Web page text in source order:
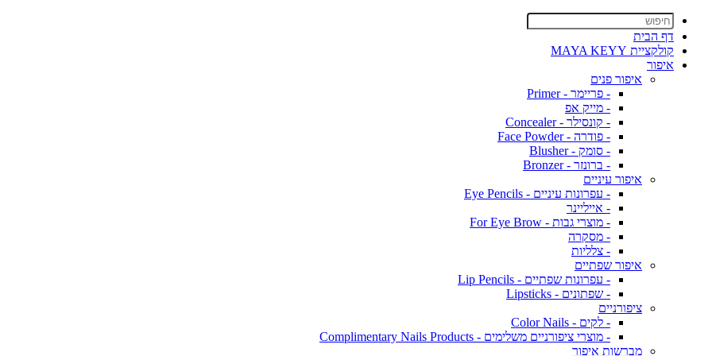
דף הבית
קולקציית MAYA KEYY
איפור
איפור פנים
- פריימר - Primer
- מייק אפ
- קונסילר - Concealer
- פודרה - Face Powder
- סומק - Blusher
- ברונזר - Bronzer
איפור עיניים
- עפרונות עיניים - Eye Pencils
- אייליינר
- מוצרי גבות - For Eye Brow
- מסקרה
- צלליות
איפור שפתיים
- עפרונות שפתיים - Lip Pencils
- שפתונים - Lipsticks
ציפורניים
- לקים - Color Nails
- מוצרי ציפורניים משלימים - Complimentary Nails Products
מברשות איפור